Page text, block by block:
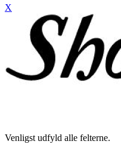
X
Venligst udfyld alle felterne.